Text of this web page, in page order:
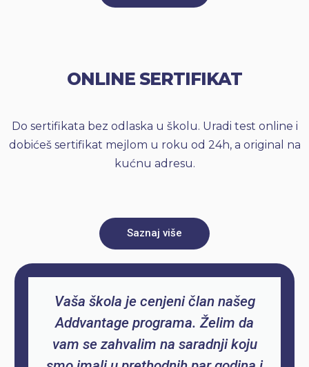
ONLINE SERTIFIKAT
Do sertifikata bez odlaska u školu. Uradi test online i
dobićeš sertifikat mejlom u roku od 24h, a original na
kućnu adresu.
Saznaj više
Vaša škola je cenjeni član našeg
Addvantage programa. Želim da
vam se zahvalim na saradnji koju